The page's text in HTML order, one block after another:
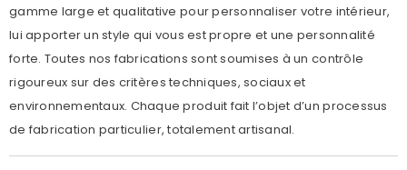
gamme large et qualitative pour personnaliser votre intérieur,
lui apporter un style qui vous est propre et une personnalité
forte. Toutes nos fabrications sont soumises à un contrôle
rigoureux sur des critères techniques, sociaux et
environnementaux. Chaque produit fait l’objet d’un processus
de fabrication particulier, totalement artisanal.